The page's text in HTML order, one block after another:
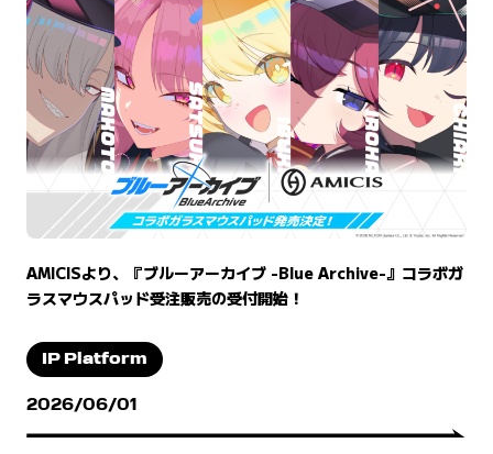
AMICISより、『ブルーアーカイブ -Blue Archive-』コラボガ
ラスマウスパッド受注販売の受付開始！
IP Platform
2026/06/01